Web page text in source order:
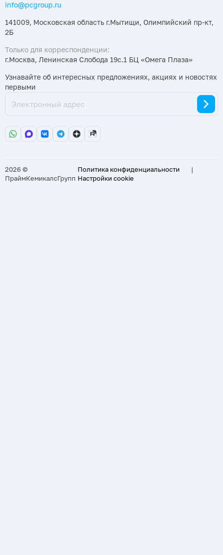
info@pcgroup.ru
141009, Московская область г.Мытищи, Олимпийский пр-кт,
2Б
Только для корреспонденции:
г.Москва, Ленинская Слобода 19с.1 БЦ «Омега Плаза»
Узнавайте об интересных предложениях, акциях и новостях
первыми
2026 ©
ПраймКемикалсГрупп
Политика конфиденциальности
|
Настройки cookie